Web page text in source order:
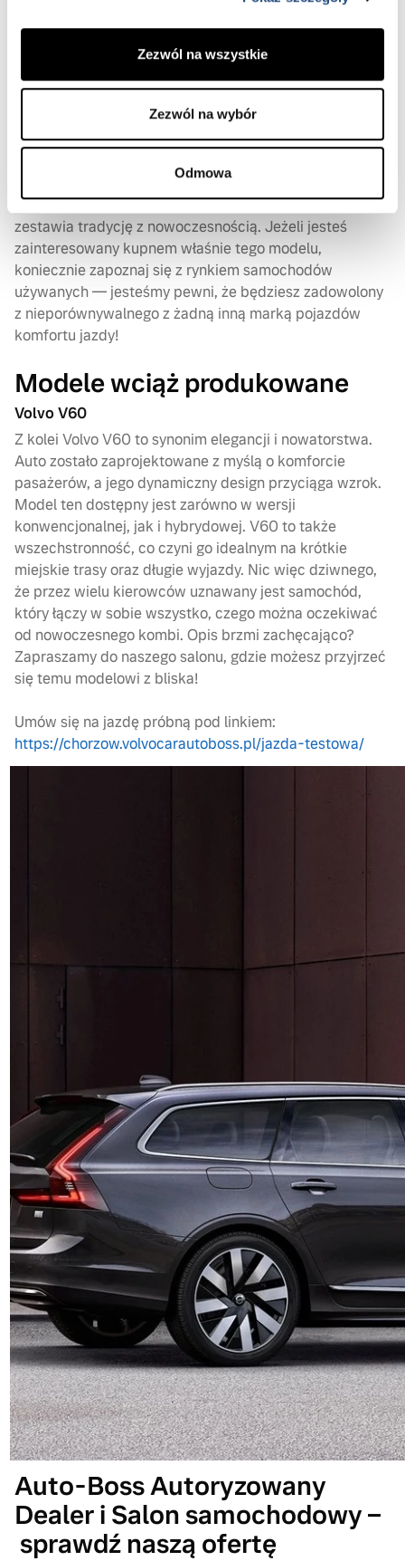
Zezwól na wszystkie
Zezwól na wybór
Odmowa
i przestronności, model ten stanowi idealne połączenie
komfortu i funkcjonalności. To doskonały samochód
rodzinny, który sprawdzi się w każdych warunkach.
Dzięki pojemnemu bagażnikowi oraz przemyślanej
ergonomii wnętrza V70 jest doskonałym rozwiązaniem
dla rodzin potrzebujących przestrzeni na bagaże. Jego
bezpieczeństwa sprawiają, że każdy może czuć się
pewnie i bezpiecznie. To samochód, który doskonale
zestawia tradycję z nowoczesnością. Jeżeli jesteś
zainteresowany kupnem właśnie tego modelu,
koniecznie zapoznaj się z rynkiem samochodów
używanych — jesteśmy pewni, że będziesz zadowolony
z nieporównywalnego z żadną inną marką pojazdów
komfortu jazdy!
Modele wciąż produkowane
Volvo V60
Z kolei Volvo V60 to synonim elegancji i nowatorstwa.
Auto zostało zaprojektowane z myślą o komforcie
pasażerów, a jego dynamiczny design przyciąga wzrok.
Model ten dostępny jest zarówno w wersji
konwencjonalnej, jak i hybrydowej. V60 to także
wszechstronność, co czyni go idealnym na krótkie
miejskie trasy oraz długie wyjazdy. Nic więc dziwnego,
że przez wielu kierowców uznawany jest samochód,
który łączy w sobie wszystko, czego można oczekiwać
od nowoczesnego kombi. Opis brzmi zachęcająco?
Zapraszamy do naszego salonu, gdzie możesz przyjrzeć
się temu modelowi z bliska!
Umów się na jazdę próbną pod linkiem:
https://chorzow.volvocarautoboss.pl/jazda-testowa/
Auto-Boss Autoryzowany
Dealer i Salon samochodowy –
sprawdź naszą ofertę